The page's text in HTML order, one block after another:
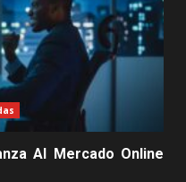
Al Mercado Online